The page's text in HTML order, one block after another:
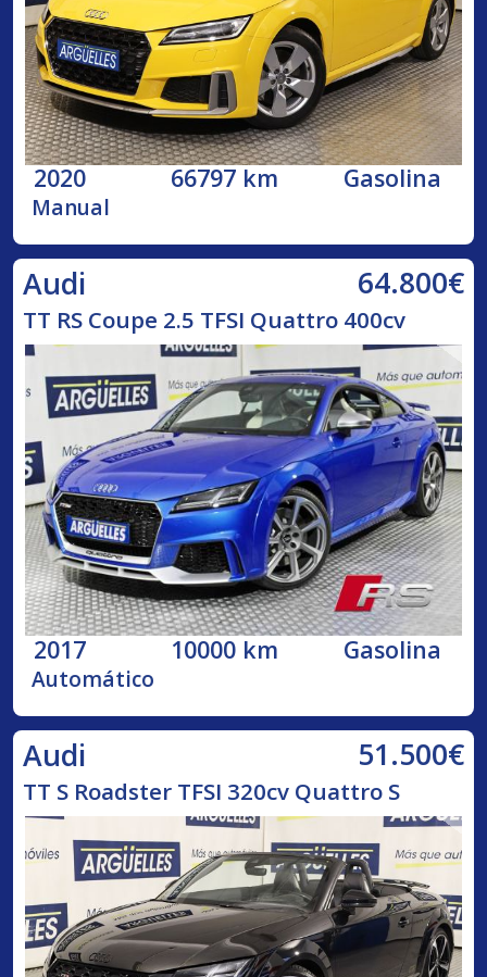
2020 66797 km Gasolina
Manual
Audi 64.800€
TT RS Coupe 2.5 TFSI Quattro 400cv
2017 10000 km Gasolina
Automático
Audi 51.500€
TT S Roadster TFSI 320cv Quattro S